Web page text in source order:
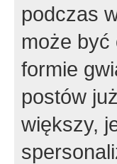
podczas
może być
formie
postów
większy,